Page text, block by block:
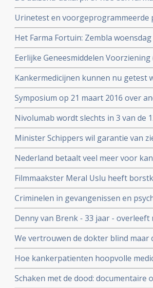
genezend medicijn voor hepatitis-C
Urinetest en
stadium opsporen volgens prof. dr.
Het Farma Fortuin: Zembla
medicijnen zo duur zijn en wie er
Eerlijke Geneesmiddelen
zeer dubieuze rol door
dure medicijnen
Kankermedicijnen kunnen nu getest
welke het beste aanslaat. Zie Hans
Symposium op 21 maart 2016 over
patienten voor voeding en ziektes:
strategies in food and health
Nivolumab wordt slechts in 3 van de
longkankerpatienten terwijl ze
Minister Schippers wil garantie van
dure medicijnen bij kanker.
Nederland betaalt veel meer voor
andere landen blijkt uit vergelijkend
Filmmaakster Meral Uslu heeft
Kanker die wordt uitgezonden op
Criminelen in gevangenissen en
voedingssupplementen binnen
te beïnvloeden.
Denny van Brenk - 33 jaar -
door chemo pomp in New York,
We vertrouwen de dokter blind maar
Correspondent ging uit op
Hoe kankerpatienten hoopvolle
waardoor zelfs oncologen in opstand
Schaken met de dood: